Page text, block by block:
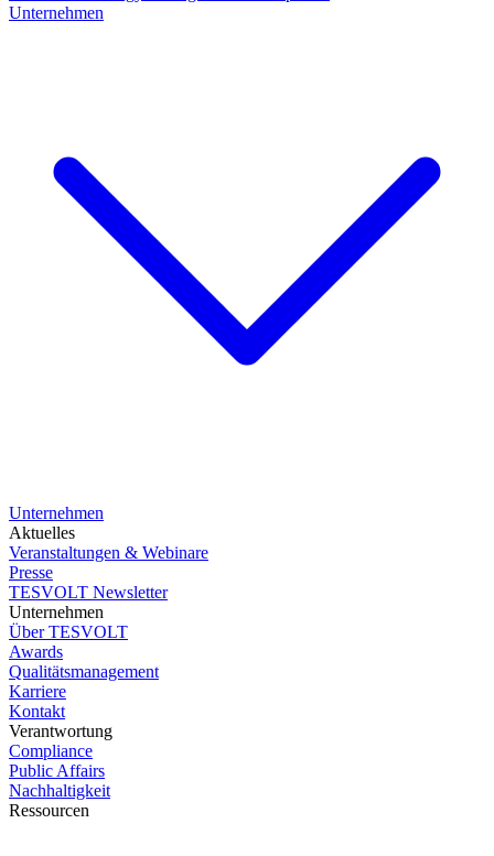
Unternehmen
Unternehmen
Aktuelles
Veranstaltungen & Webinare
Presse
TESVOLT Newsletter
Unternehmen
Über TESVOLT
Awards
Qualitätsmanagement
Karriere
Kontakt
Verantwortung
Compliance
Public Affairs
Nachhaltigkeit
Ressourcen